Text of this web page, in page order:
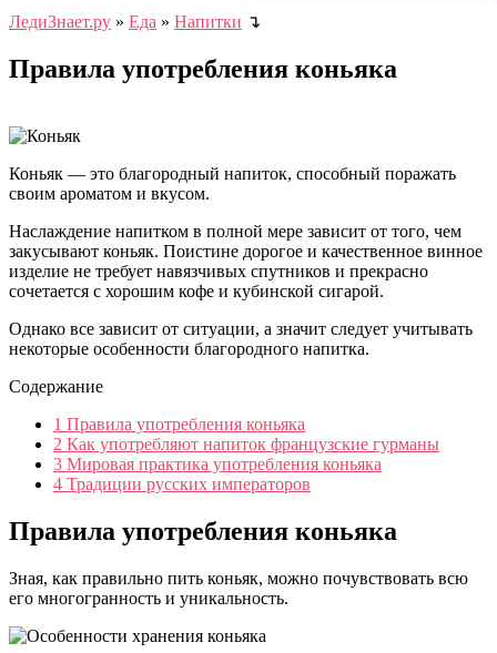
ЛедиЗнает.ру » Еда » Напитки ↴
Правила употребления коньяка
Коньяк — это благородный напиток, способный поражать
своим ароматом и вкусом.
Наслаждение напитком в полной мере зависит от того, чем
закусывают коньяк. Поистине дорогое и качественное винное
изделие не требует навязчивых спутников и прекрасно
сочетается с хорошим кофе и кубинской сигарой.
Однако все зависит от ситуации, а значит следует учитывать
некоторые особенности благородного напитка.
Содержание
1 Правила употребления коньяка
2 Как употребляют напиток французские гурманы
3 Мировая практика употребления коньяка
4 Традиции русских императоров
Правила употребления коньяка
Зная, как правильно пить коньяк, можно почувствовать всю
его многогранность и уникальность.